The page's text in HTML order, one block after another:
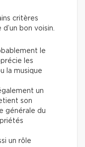
critères
bon voisin.
le
les
la musique
un
son
générale du
un rôle